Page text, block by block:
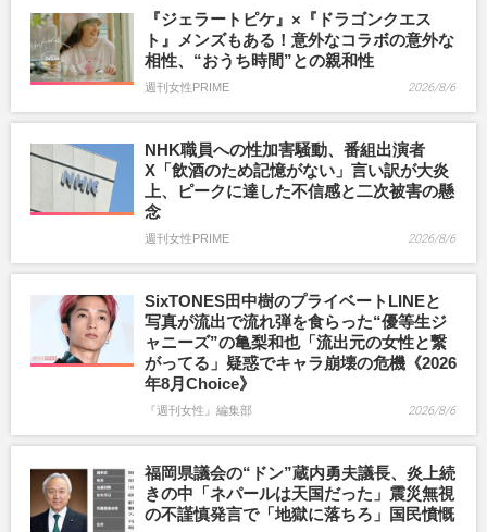
『ジェラートピケ』×『ドラゴンクエス
ト』メンズもある！意外なコラボの意外な
相性、“おうち時間”との親和性
週刊女性PRIME 2026/8/6
NHK職員への性加害騒動、番組出演者
X「飲酒のため記憶がない」言い訳が大炎
上、ピークに達した不信感と二次被害の懸
念
週刊女性PRIME 2026/8/6
SixTONES田中樹のプライベートLINEと
写真が流出で流れ弾を食らった“優等生ジ
ャニーズ”の亀梨和也「流出元の女性と繋
がってる」疑惑でキャラ崩壊の危機《2026
年8月Choice》
『週刊女性』編集部 2026/8/6
福岡県議会の“ドン”蔵内勇夫議長、炎上続
きの中「ネパールは天国だった」震災無視
の不謹慎発言で「地獄に落ちろ」国民憤慨